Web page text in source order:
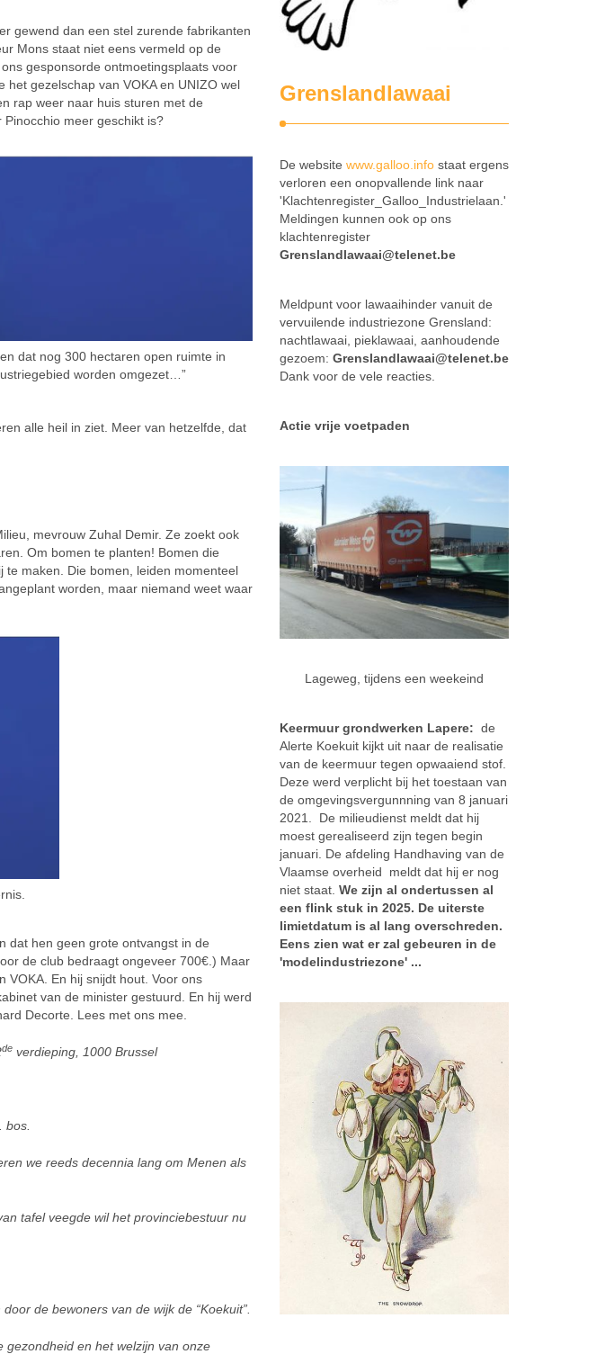
gewend dan een stel zurende fabrikanten
Mons staat niet eens vermeld op de
gesponsorde ontmoetingsplaats voor
het gezelschap van VOKA en UNIZO wel
rap weer naar huis sturen met de
meer geschikt is?
dat nog 300 hectaren open ruimte in
worden omgezet…”
alle heil in ziet. Meer van hetzelfde, dat
mevrouw Zuhal Demir. Ze zoekt ook
Om bomen te planten! Bomen die
maken. Die bomen, leiden momenteel
worden, maar niemand weet waar
dat hen geen grote ontvangst in de
de club bedraagt ongeveer 700€.) Maar
VOKA. En hij snijdt hout. Voor ons
van de minister gestuurd. En hij werd
Decorte. Lees met ons mee.
de verdieping, 1000 Brussel
bos.
we reeds decennia lang om Menen als
tafel veegde wil het provinciebestuur nu
de bewoners van de wijk de “Koekuit”.
gezondheid en het welzijn van onze
Grenslandlawaai
De website www.galloo.info staat ergens
verloren een onopvallende link naar
'Klachtenregister_Galloo_Industrielaan.'
Meldingen kunnen ook op ons
klachtenregister
Grenslandlawaai@telenet.be
Meldpunt voor lawaaihinder vanuit de
vervuilende industriezone Grensland:
nachtlawaai, pieklawaai, aanhoudende
gezoem: Grenslandlawaai@telenet.be
Dank voor de vele reacties.
Actie vrije voetpaden
Lageweg, tijdens een weekeind
Keermuur grondwerken Lapere: de
Alerte Koekuit kijkt uit naar de realisatie
van de keermuur tegen opwaaiend stof.
Deze werd verplicht bij het toestaan van
de omgevingsvergunnning van 8 januari
2021. De milieudienst meldt dat hij
moest gerealiseerd zijn tegen begin
januari. De afdeling Handhaving van de
Vlaamse overheid meldt dat hij er nog
niet staat. We zijn al ondertussen al
een flink stuk in 2025. De uiterste
limietdatum is al lang overschreden.
Eens zien wat er zal gebeuren in de
'modelindustriezone' ...